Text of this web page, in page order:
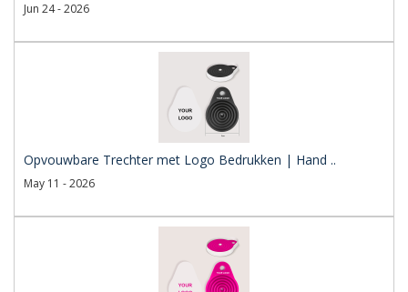
Jun 24 - 2026
Opvouwbare Trechter met Logo Bedrukken | Hand ..
May 11 - 2026